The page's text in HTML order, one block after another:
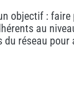
objectif :
au
du réseau pour